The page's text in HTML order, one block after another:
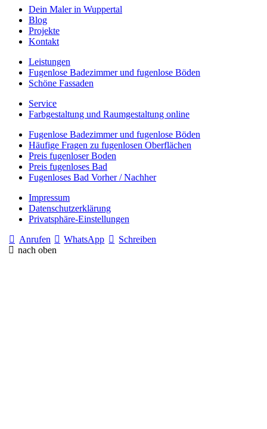
Dein Maler in Wuppertal
Blog
Projekte
Kontakt
Leistungen
Fugenlose Badezimmer und fugenlose Böden
Schöne Fassaden
Service
Farbgestaltung und Raumgestaltung online
Fugenlose Badezimmer und fugenlose Böden
Häufige Fragen zu fugenlosen Oberflächen
Preis fugenloser Boden
Preis fugenloses Bad
Fugenloses Bad Vorher / Nachher
Impressum
Datenschutzerklärung
Privatsphäre-Einstellungen
Anrufen
WhatsApp
Schreiben
nach oben